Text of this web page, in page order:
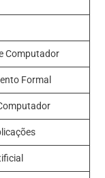
Computador
Formal